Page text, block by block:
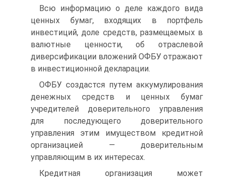
Всю информацию о деле каждого вида
ценных бумаг, входящих в портфель
инвестиций, доле средств, размещаемых в
валютные ценности, об отраслевой
диверсификации вложений ОФБУ отра­жают
в инвестиционной декларации.
ОФБУ создастся путем аккумулирования
денежных средств и ценных бумаг
учредителей доверительного управления
для после­дующего доверительного
управления этим имуществом кредитной
организацией — доверительным
управляющим в их интересах.
Кредитная организация может